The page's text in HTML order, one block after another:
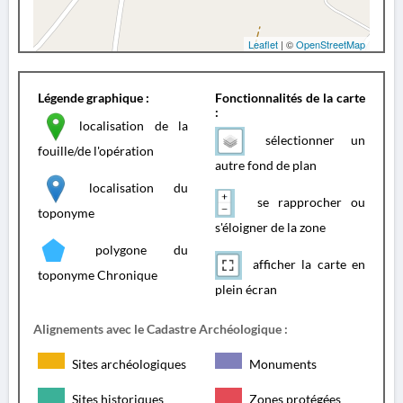
Leaflet | ©OpenStreetMap
Légende graphique :
localisation de la
fouille/de l'opération
localisation du
toponyme
polygone du
toponyme Chronique
Fonctionnalités de la carte
:
sélectionner un
autre fond de plan
se rapprocher ou
s'éloigner de la zone
afficher la carte en
plein écran
Alignements avec le Cadastre Archéologique :
Sites archéologiques Monuments
Sites historiques Zones protégées